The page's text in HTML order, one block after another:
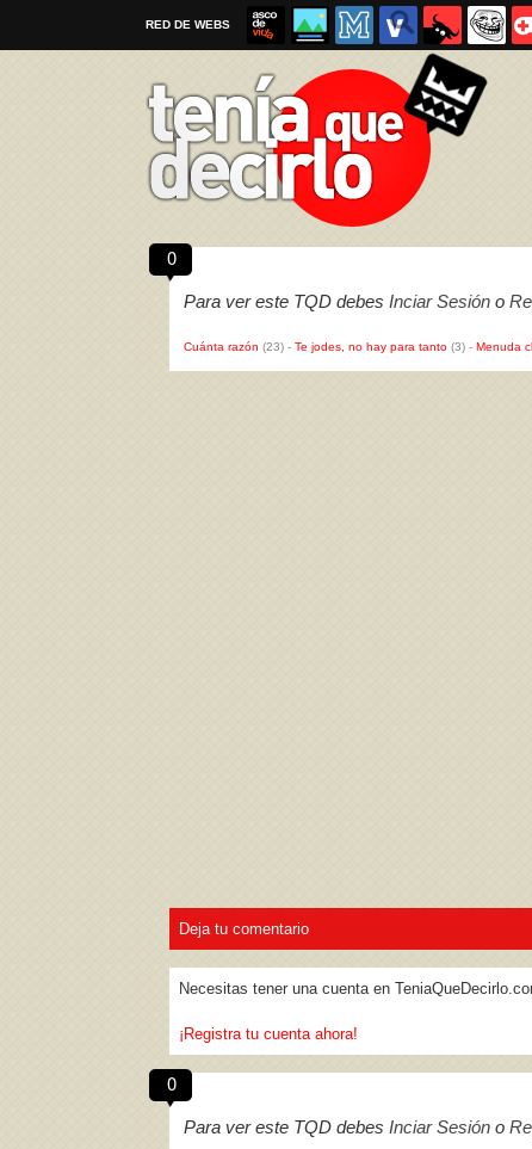
RED DE WEBS
0
Para ver este TQD debes Inciar Sesión o
Cuánta razón (23) - Te jodes, no hay para tanto (3) - Menuda
Deja tu comentario
Necesitas tener una cuenta en
¡Registra tu cuenta ahora!
0
Para ver este TQD debes Inciar Sesión o